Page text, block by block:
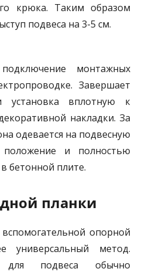
крюка. Таким образом
подвеса на 3-5 см.
монтажных
Завершает
установка вплотную к
накладки. За
одевается на подвесную
положение и полностью
бетонной плите.
планки
опорной
универсальный метод.
для подвеса обычно